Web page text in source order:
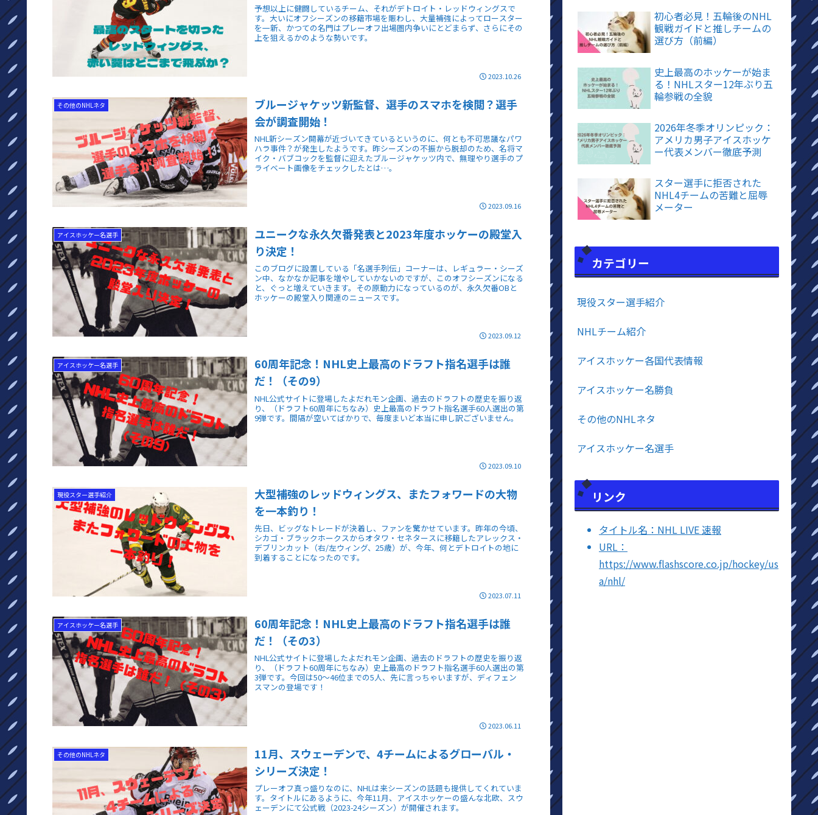
予想以上に健闘しているチーム、それがデトロイト・レッドウィングスで
す。大いにオフシーズンの移籍市場を賑わし、大量補強によってロースター
を一新、かつての名門はプレーオフ出場圏内争いにとどまらず、さらにその
上を狙えるかのような勢いです。
2023.10.26
その他のNHLネタ
ブルージャケッツ新監督、選手のスマホを検閲？選手
会が調査開始！
NHL新シーズン開幕が近づいてきているというのに、何とも不可思議なパワ
ハラ事件？が発生したようです。昨シーズンの不振から脱却のため、名将マ
イク・バブコックを監督に迎えたブルージャケッツ内で、無理やり選手のプ
ライベート画像をチェックしたとは…。
2023.09.16
アイスホッケー名選手
ユニークな永久欠番発表と2023年度ホッケーの殿堂入
り決定！
このブログに設置している「名選手列伝」コーナーは、レギュラー・シーズ
ン中、なかなか記事を増やしていかないのですが、このオフシーズンになる
と、ぐっと増えていきます。その原動力になっているのが、永久欠番OBと
ホッケーの殿堂入り関連のニュースです。
2023.09.12
アイスホッケー名選手
60周年記念！NHL史上最高のドラフト指名選手は誰
だ！（その9）
NHL公式サイトに登場したよだれモン企画、過去のドラフトの歴史を振り返
り、（ドラフト60周年にちなみ）史上最高のドラフト指名選手60人選出の第
9弾です。間隔が空いてばかりで、毎度まいど本当に申し訳ございません。
2023.09.10
現役スター選手紹介
大型補強のレッドウィングス、またフォワードの大物
を一本釣り！
先日、ビッグなトレードが決着し、ファンを驚かせています。昨年の今頃、
シカゴ・ブラックホークスからオタワ・セネタースに移籍したアレックス・
デブリンカット（右/左ウィング、25歳）が、今年、何とデトロイトの地に
到着することになったのです。
2023.07.11
アイスホッケー名選手
60周年記念！NHL史上最高のドラフト指名選手は誰
だ！（その3）
NHL公式サイトに登場したよだれモン企画、過去のドラフトの歴史を振り返
り、（ドラフト60周年にちなみ）史上最高のドラフト指名選手60人選出の第
3弾です。今回は50～46位までの5人、先に言っちゃいますが、ディフェン
スマンの登場です！
2023.06.11
その他のNHLネタ
11月、スウェーデンで、4チームによるグローバル・
シリーズ決定！
プレーオフ真っ盛りなのに、NHLは来シーズンの話題も提供してくれていま
す。タイトルにあるように、今年11月、アイスホッケーの盛んな北欧、スウ
ェーデンにて公式戦（2023-24シーズン）が開催されます。
初心者必見！五輪後のNHL
観戦ガイドと推しチームの
選び方（前編）
史上最高のホッケーが始ま
る！NHLスター12年ぶり五
輪参戦の全貌
2026年冬季オリンピック：
アメリカ男子アイスホッケ
ー代表メンバー徹底予測
スター選手に拒否された
NHL4チームの苦難と屈辱
メーター
カテゴリー
現役スター選手紹介
NHLチーム紹介
アイスホッケー各国代表情報
アイスホッケー名勝負
その他のNHLネタ
アイスホッケー名選手
リンク
タイトル名：NHL LIVE 速報
URL：
https://www.flashscore.co.jp/hockey/us
a/nhl/